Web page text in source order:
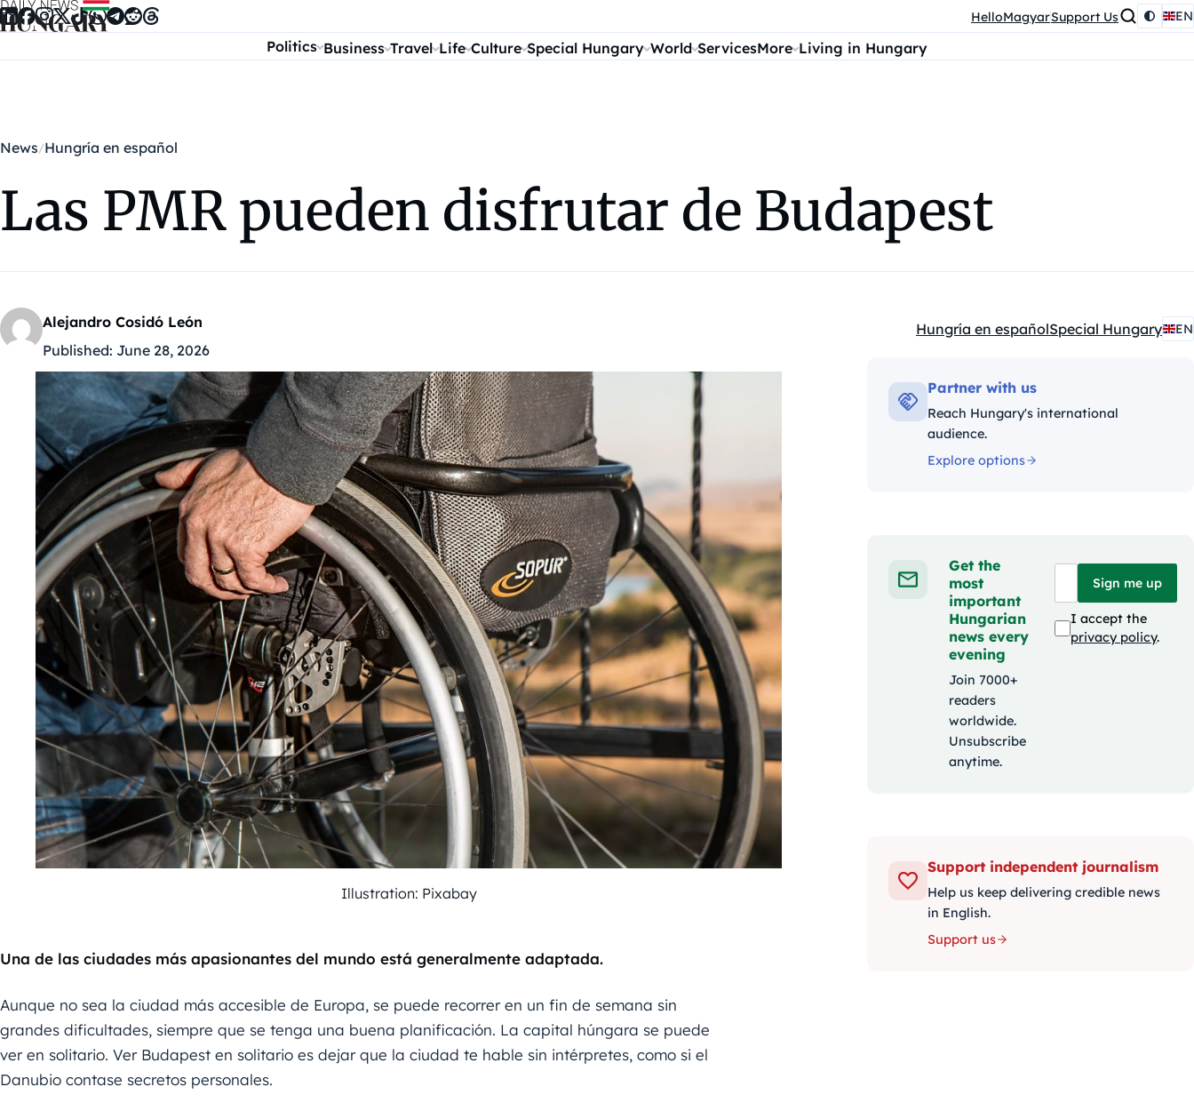
Skip to content HelloMagyarSupport Us EN
Politics Business Travel Life Culture Special Hungary World ServicesMore Living in Hungary
News Hungría en español
Las PMR pueden disfrutar de Budapest
Alejandro Cosidó León
Published: June 28, 2026
Kategóriák:
Hungría en españolSpecial Hungary EN
Illustration: Pixabay
Una de las ciudades más apasionantes del mundo está generalmente adaptada.
Aunque no sea la ciudad más accesible de Europa, se puede recorrer en un fin de semana sin
grandes dificultades, siempre que se tenga una buena planificación. La capital húngara se puede
ver en solitario. Ver Budapest en solitario es dejar que la ciudad te hable sin intérpretes, como si el
Danubio contase secretos personales.
Partner with us
Reach Hungary's international
audience.
Explore options
Get the
most
important
Hungarian
news every
evening
Join 7000+
readers
worldwide.
Unsubscribe
anytime.
Sign me up
I accept the
privacy policy.
Support independent journalism
Help us keep delivering credible news
in English.
Support us